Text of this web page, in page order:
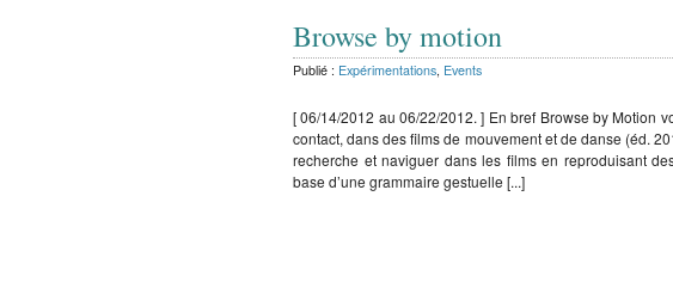
Browse by motion
Publié : Expérimentations, Events
[ 06/14/2012 au 06/22/2012. ] En bref Browse by Motion
contact, dans des films de mouvement et de danse (éd.
recherche et naviguer dans les films en reproduisant
base d’une grammaire gestuelle [...]